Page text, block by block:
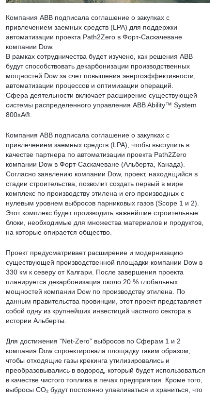
Компания ABB подписала соглашение о закупках с
привлечением заемных средств (LPA) для поддержки
автоматизации проекта Path2Zero в Форт-Саскачеване
компании Dow.
В рамках сотрудничества будет изучено, как решения ABB
будут способствовать декарбонизации производственных
мощностей Dow за счет повышения энергоэффективности,
автоматизации процессов и оптимизации операций.
Сфера деятельности включает расширение существующей
системы распределенного управления ABB Ability™ System
800xA®.
Компания ABB подписала соглашение о закупках с
привлечением заемных средств (LPA), чтобы выступить в
качестве партнера по автоматизации проекта Path2Zero
компании Dow в Форт-Саскачеване (Альберта, Канада).
Согласно заявлению компании Dow, проект, находящийся в
стадии строительства, позволит создать первый в мире
комплекс по производству этилена и его производных с
нулевым уровнем выбросов парниковых газов (Scope 1 и 2).
Этот комплекс будет производить важнейшие строительные
блоки, необходимые для множества материалов и продуктов,
на которые опирается общество.
Проект предусматривает расширение и модернизацию
существующей производственной площадки компании Dow в
330 км к северу от Калгари. После завершения проекта
планируется декарбонизация около 20 % глобальных
мощностей компании Dow по производству этилена. По
данным правительства провинции, этот проект представляет
собой одну из крупнейших инвестиций частного сектора в
истории Альберты.
Для достижения “Net-Zero” выбросов по Сферам 1 и 2
компания Dow спроектировала площадку таким образом,
чтобы отходящие газы крекинга утилизировались и
преобразовывались в водород, который будет использоваться
в качестве чистого топлива в печах предприятия. Кроме того,
выбросы CO₂ будут постоянно улавливаться и храниться, что